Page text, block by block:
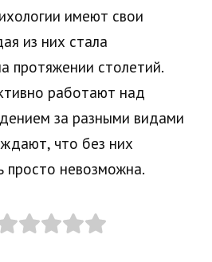
имеют свои
из них стала
протяжении столетий.
работают над
за разными видами
что без них
просто невозможна.